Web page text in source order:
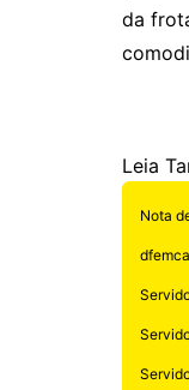
da
Leia
Nota